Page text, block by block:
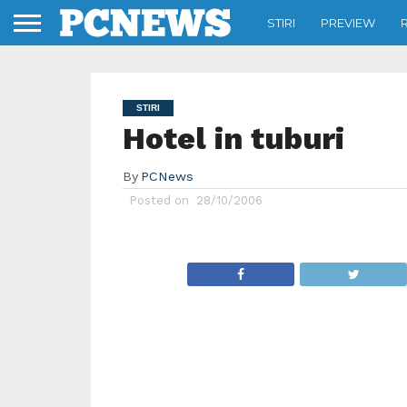
STIRI PREVIEW
STIRI
Hotel in tuburi
By PCNews
Posted on 28/10/2006